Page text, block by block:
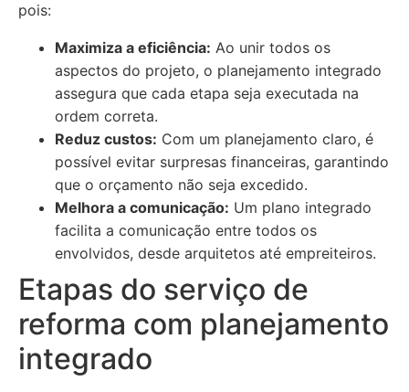
pois:
Maximiza a eficiência: Ao unir todos os
aspectos do projeto, o planejamento integrado
assegura que cada etapa seja executada na
ordem correta.
Reduz custos: Com um planejamento claro, é
possível evitar surpresas financeiras, garantindo
que o orçamento não seja excedido.
Melhora a comunicação: Um plano integrado
facilita a comunicação entre todos os
envolvidos, desde arquitetos até empreiteiros.
Etapas do serviço de
reforma com planejamento
integrado